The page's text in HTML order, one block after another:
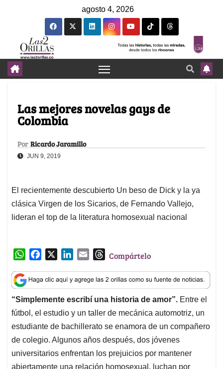
agosto 4, 2026
Las mejores novelas gays de
Colombia
Por Ricardo Jaramillo
JUN 9, 2019
El recientemente descubierto Un beso de Dick y la ya
clásica Virgen de los Sicarios, de Fernando Vallejo,
lideran el top de la literatura homosexual nacional
W
a
t
s
A
p
p
c
e
b
o
o
k
n
k
e
d
I
n
a
i
l
T
r
e
a
d
s
Compártelo
“Simplemente escribí una historia de amor”. Entre el
fútbol, el estudio y un taller de mecánica automotriz, un
estudiante de bachillerato se enamora de un compañero
de colegio. Algunos años después, dos jóvenes
universitarios enfrentan los prejuicios por mantener
abiertamente una relación homosexual, luchan por